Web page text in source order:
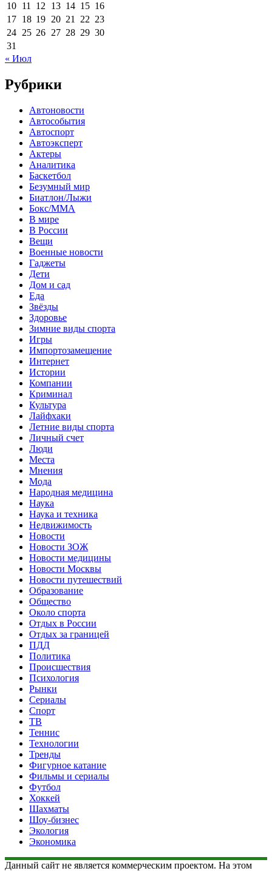
10 11 12 13 14 15 16
17 18 19 20 21 22 23
24 25 26 27 28 29 30
31
« Июл
Рубрики
Автоновости
Автособытия
Автоспорт
Автоэксперт
Актеры
Аналитика
Баскетбол
Безумный мир
Биатлон/Лыжи
Бокс/MMA
В мире
В России
Вещи
Военные новости
Гаджеты
Дети
Дом и сад
Еда
Звёзды
Здоровье
Зимние виды спорта
Игры
Импортозамещение
Интернет
Истории
Компании
Криминал
Культура
Лайфхаки
Летние виды спорта
Личный счет
Люди
Места
Мнения
Мода
Народная медицина
Наука
Наука и техника
Недвижимость
Новости
Новости ЗОЖ
Новости медицины
Новости Москвы
Новости путешествий
Образование
Общество
Около спорта
Отдых в России
Отдых за границей
ПДД
Политика
Происшествия
Психология
Рынки
Сериалы
Спорт
ТВ
Теннис
Технологии
Тренды
Фигурное катание
Фильмы и сериалы
Футбол
Хоккей
Шахматы
Шоу-бизнес
Экология
Экономика
Данный сайт не является коммерческим проектом. На этом